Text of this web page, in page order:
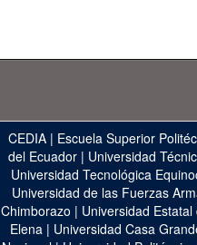
CEDIA | Escuela Superior
del Ecuador| Universidad
Universidad Tecnológica
Universidad de las Fuerzas
Chimborazo | Universidad Estatal
Elena | Universidad Casa